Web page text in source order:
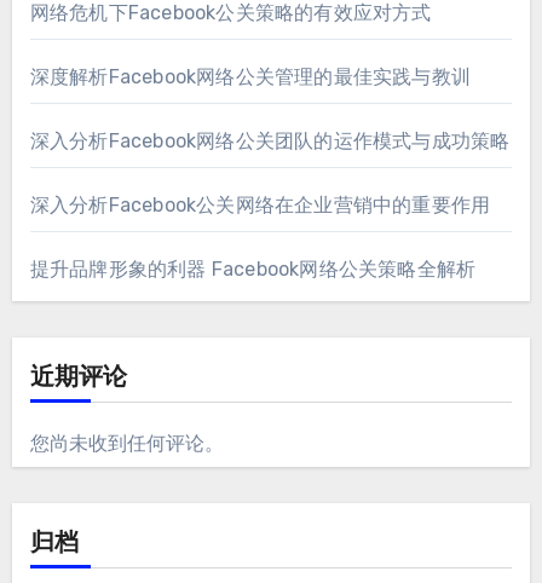
网络危机下Facebook公关策略的有效应对方式
深度解析Facebook网络公关管理的最佳实践与教训
深入分析Facebook网络公关团队的运作模式与成功策略
深入分析Facebook公关网络在企业营销中的重要作用
提升品牌形象的利器 Facebook网络公关策略全解析
近期评论
您尚未收到任何评论。
归档